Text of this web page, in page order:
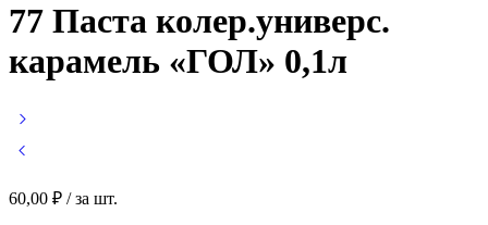
77 Паста колер.универс.
карамель «ГОЛ» 0,1л
60,00 ₽ / за шт.